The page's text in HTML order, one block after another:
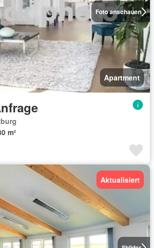
Foto anschauen
Apartment
m²
Aktualisiert